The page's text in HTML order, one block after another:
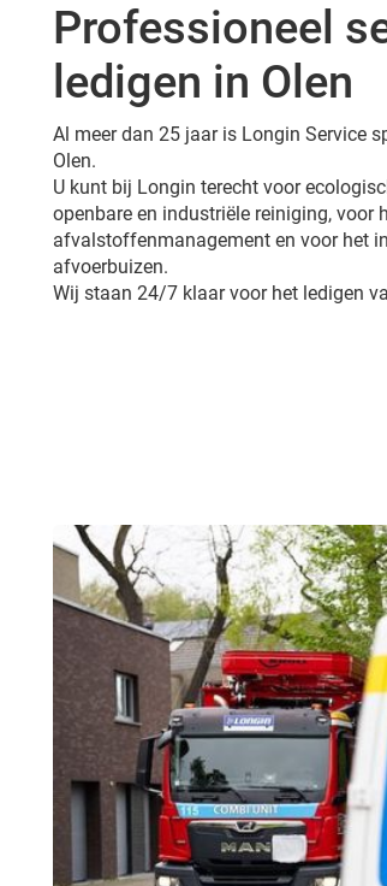
Professioneel
ledigen in Olen
Al meer dan 25 jaar is Longin Service
Olen.
U kunt bij Longin terecht voor
openbare en industriële reiniging, voor
afvalstoffenmanagement en voor het
afvoerbuizen.
Wij staan 24/7 klaar voor het ledigen